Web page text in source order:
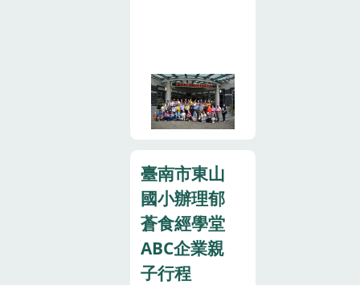
與發想，共同
為食農教育努
力。
臺南市東山
國小辦理郁
蒼食經學堂
ABC企業親
子行程